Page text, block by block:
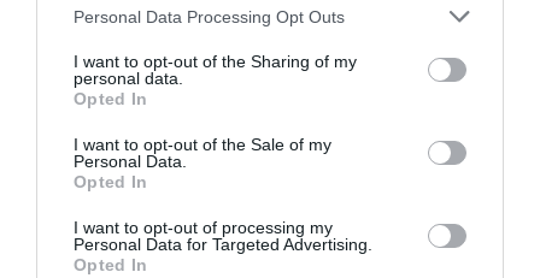
Please note that this website/app uses one or more Google
not limited to your visit or usage behaviour. You may click to
grant or deny consent to Google and its third-party tags to
use your data for below specified purposes in below Google
consent section.
Personal Data Processing Opt Outs
I want to opt-out of the Sharing of my
personal data.
Opted In
I want to opt-out of the Sale of my
Personal Data.
Opted In
I want to opt-out of processing my
Personal Data for Targeted Advertising.
Opted In
FEDŐ, ÉS MI TÖRTÉNIK
2026-08-03
HÉTKÖZNAPI MADARAK ÉS
ELTŰNÉSE A NAGYOBB